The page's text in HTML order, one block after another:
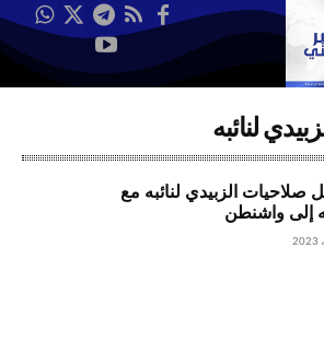
لنائبه
صلاحيات الزبيدي لنائبه مع
إلى واشنطن